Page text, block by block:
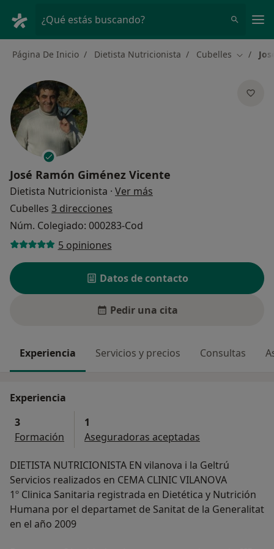
¿Qué estás buscando?
Página De Inicio Dietista Nutricionista Cubelles Cambiar
José Ramón Giménez Vicente
Dietista Nutricionista · Ver más
Cubelles 3 direcciones
Núm. Colegiado: 000283-Cod
5 opiniones
Datos de contacto
Pedir una cita
Experiencia Servicios y precios Consultas
Experiencia
3
Formación
1
Aseguradoras aceptadas
DIETISTA NUTRICIONISTA EN vilanova i la Geltrú
Servicios realizados en CEMA CLINIC VILANOVA
1º Clinica Sanitaria registrada en Dietética y Nutrición
Humana por el departamet de Sanitat de la Generalitat
en el año 2009